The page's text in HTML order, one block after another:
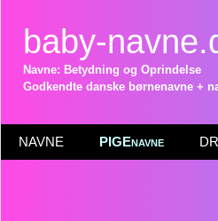
baby-
Navne: Betydning og Oprindelse
Godkendte danske børnenavne +
NAVNE PIGEnavne